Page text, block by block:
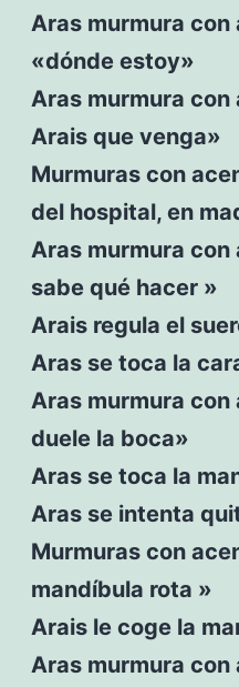
Aras murmura con
«dónde estoy»
Aras murmura con
Arais que venga»
Murmuras con
del hospital, en
Aras murmura con
sabe qué hacer »
Arais regula el
Aras se toca la
Aras murmura con
duele la boca»
Aras se toca la
Aras se intenta
Murmuras con
mandíbula rota »
Arais le coge la
Aras murmura con